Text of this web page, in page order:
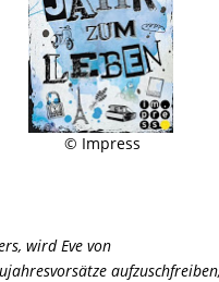
© Impress
wird Eve von